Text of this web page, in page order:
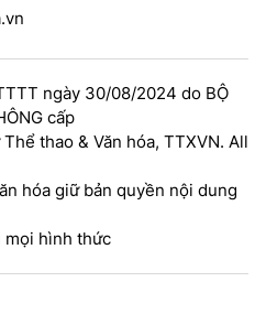
ngày 30/08/2024 do BỘ
cấp
thao & Văn hóa, TTXVN. All
hóa giữ bản quyền nội dung
mọi hình thức